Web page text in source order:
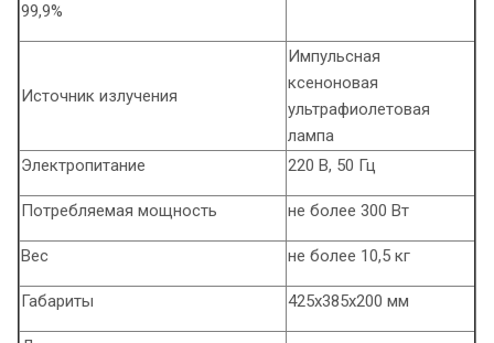
99,9%
Источник излучения
Импульсная
ксеноновая
ультрафиолетовая
лампа
Электропитание
220 В, 50 Гц
Потребляемая мощность не более 300 Вт
Вес не более 10,5 кг
Габариты 425х385х200 мм